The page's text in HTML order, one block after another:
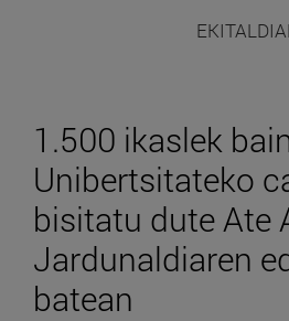
1.500 ikaslek
Unibertsitateko
bisitatu dute Ate
Jardunaldiaren
batean